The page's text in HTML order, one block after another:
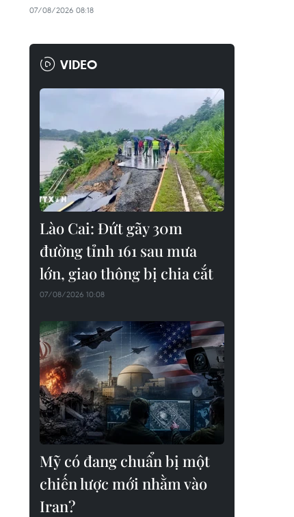
07/08/2026 08:18
VIDEO
Lào Cai: Đứt gãy 30m
đường tỉnh 161 sau mưa
lớn, giao thông bị chia cắt
07/08/2026 10:08
Mỹ có đang chuẩn bị một
chiến lược mới nhằm vào
Iran?